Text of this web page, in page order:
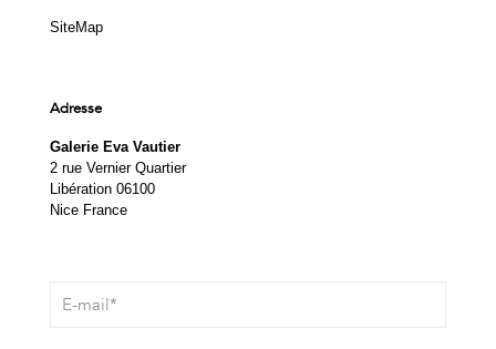
SiteMap
Adresse
Galerie Eva Vautier
2 rue Vernier Quartier
Libération 06100
Nice France